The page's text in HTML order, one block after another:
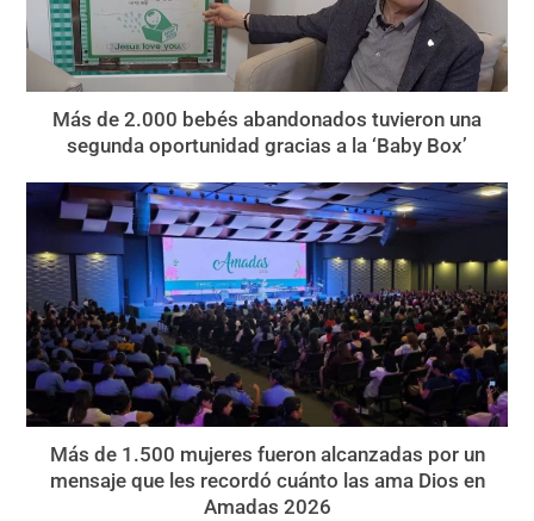
Más de 2.000 bebés abandonados tuvieron una
segunda oportunidad gracias a la ‘Baby Box’
Más de 1.500 mujeres fueron alcanzadas por un
mensaje que les recordó cuánto las ama Dios en
Amadas 2026